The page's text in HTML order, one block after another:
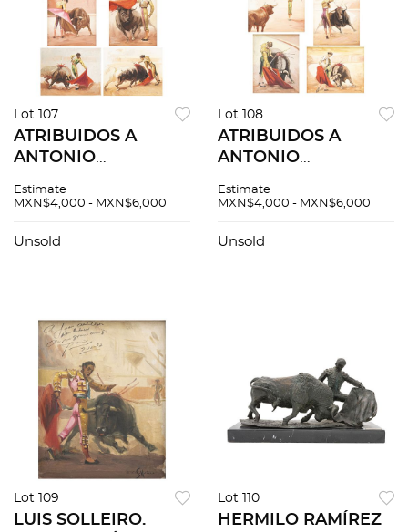
Lot 107
ATRIBUIDOS A
ANTONIO
PINTURAS DE
BANDERILLAS.
Estimate
MXN$4,000 - MXN$6,000
Unsold
Lot 108
ATRIBUIDOS A
ANTONIO
PINTURAS DE
BANDERILLAS.
Estimate
MXN$4,000 - MXN$6,000
Unsold
Lot 109
LUIS SOLLEIRO.
Lot 110
HERMILO RAMÍREZ